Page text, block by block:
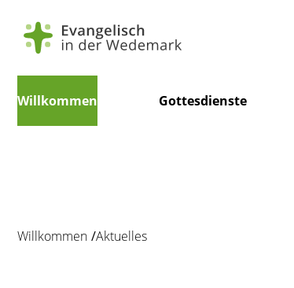
überspringen
Willkommen Gottesdienste
Willkommen Aktuelles